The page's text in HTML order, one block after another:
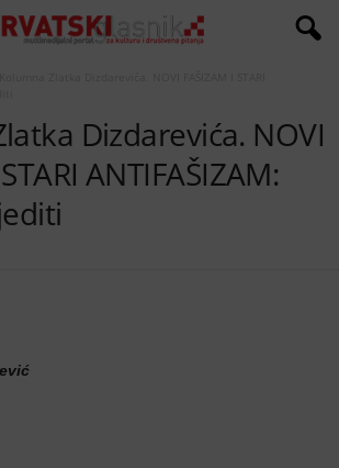
Dizdarevića. NOVI
ANTIFAŠIZAM: